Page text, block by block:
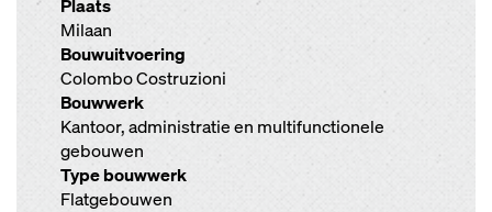
Plaats
Milaan
Bouwuitvoering
Colombo Costruzioni
Bouwwerk
Kantoor, administratie en multifunctionele
gebouwen
Type bouwwerk
Flatgebouwen